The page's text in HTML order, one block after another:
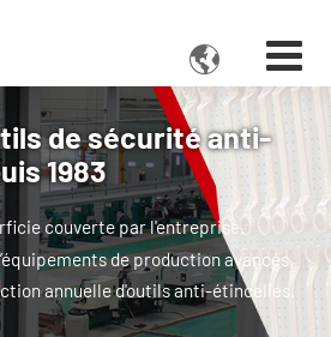

de sécurité anti-
1983
couverte par l'entreprise.
de production avancés.
annuelle d'outils anti-étincelles.